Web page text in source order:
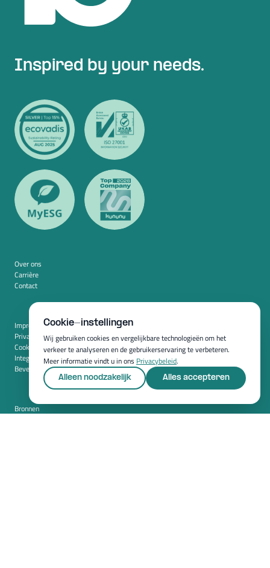
Inspired by your needs.
Over ons
Carrière
Contact
Impressum
Privacybeleid
Cookie-instellingen
Integratie
Beveiliging
Bronnen
Cookie-instellingen
Wij gebruiken cookies en vergelijkbare technologieën om het
verkeer te analyseren en de gebruikerservaring te verbeteren.
Meer informatie vindt u in ons Privacybeleid.
Alleen noodzakelijk Alles accepteren